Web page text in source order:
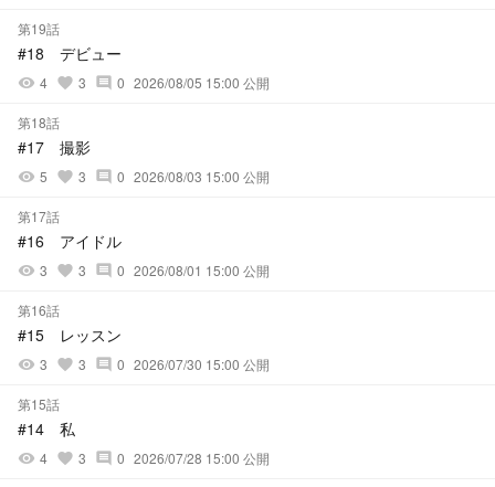
第19話
#18 デビュー
visibility 4 favorite 3 comment 0 2026/08/05 15:00 公開
第18話
#17 撮影
visibility 5 favorite 3 comment 0 2026/08/03 15:00 公開
第17話
#16 アイドル
visibility 3 favorite 3 comment 0 2026/08/01 15:00 公開
第16話
#15 レッスン
visibility 3 favorite 3 comment 0 2026/07/30 15:00 公開
第15話
#14 私
visibility 4 favorite 3 comment 0 2026/07/28 15:00 公開